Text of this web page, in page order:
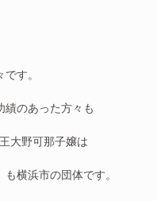
す。
績のあった方々も
大野可那子嬢は
横浜市の団体です。